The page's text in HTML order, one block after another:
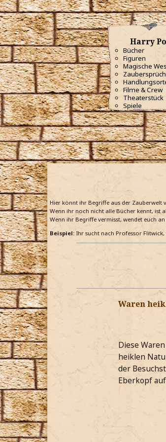
Harry
Bücher
Figuren
Magische
Filme & Crew
Theaterstück
Spiele
Hier könnt ihr Begriffe aus der Zauberwelt
Wenn ihr noch nicht alle Bücher kennt, ist
Wenn ihr Begriffe vermisst, wendet euch
Beispiel: Ihr sucht nach Professor
Waren
Diese
heiklen
der
Eberkopf